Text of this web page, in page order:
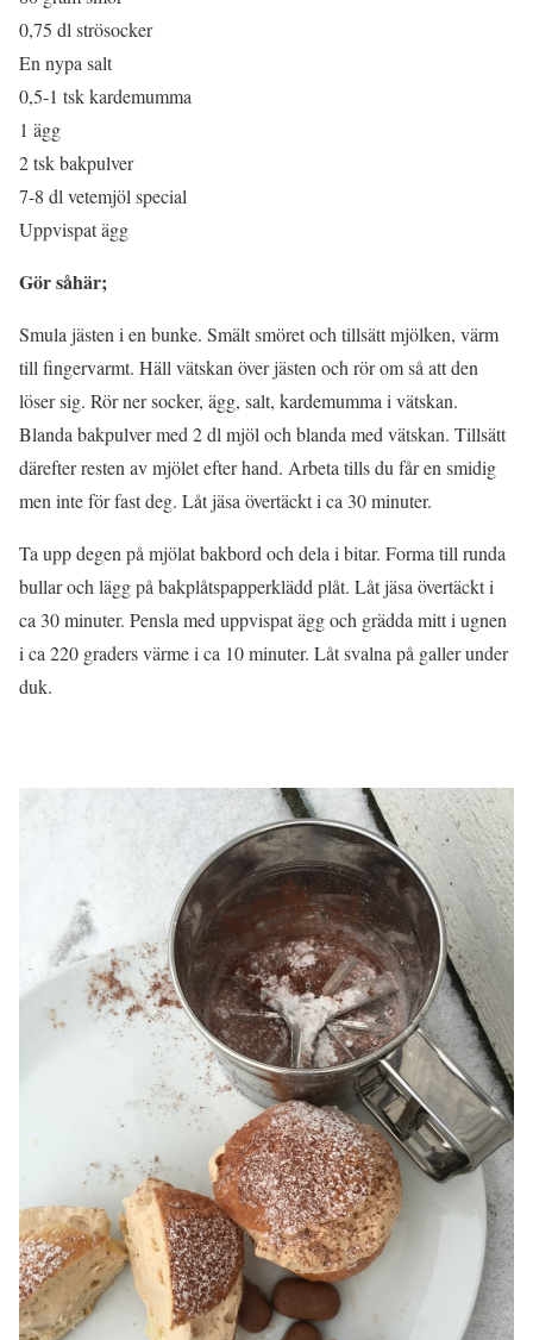
0,75 dl strösocker
En nypa salt
0,5-1 tsk kardemumma
1 ägg
2 tsk bakpulver
7-8 dl vetemjöl special
Uppvispat ägg
Gör såhär;
Smula jästen i en bunke. Smält smöret och tillsätt mjölken, värm
till fingervarmt. Häll vätskan över jästen och rör om så att den
löser sig. Rör ner socker, ägg, salt, kardemumma i vätskan.
Blanda bakpulver med 2 dl mjöl och blanda med vätskan. Tillsätt
därefter resten av mjölet efter hand. Arbeta tills du får en smidig
men inte för fast deg. Låt jäsa övertäckt i ca 30 minuter.
Ta upp degen på mjölat bakbord och dela i bitar. Forma till runda
bullar och lägg på bakplåtspapperklädd plåt. Låt jäsa övertäckt i
ca 30 minuter. Pensla med uppvispat ägg och grädda mitt i ugnen
i ca 220 graders värme i ca 10 minuter. Låt svalna på galler under
duk.